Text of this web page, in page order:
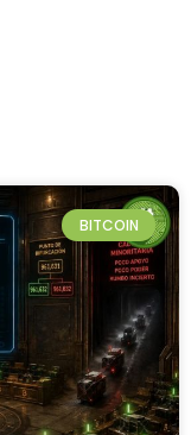
BITCOIN